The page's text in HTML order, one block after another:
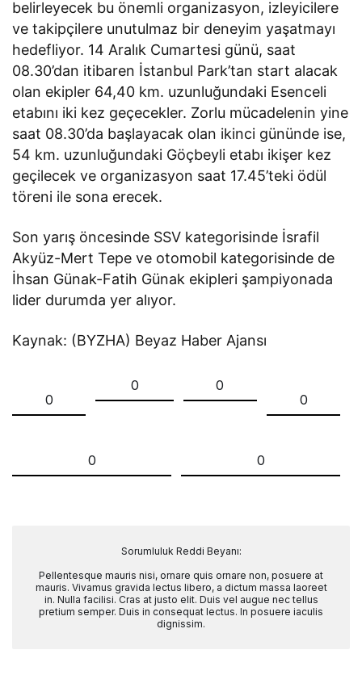
belirleyecek bu önemli organizasyon, izleyicilere
ve takipçilere unutulmaz bir deneyim yaşatmayı
hedefliyor. 14 Aralık Cumartesi günü, saat
08.30’dan itibaren İstanbul Park’tan start alacak
olan ekipler 64,40 km. uzunluğundaki Esenceli
etabını iki kez geçecekler. Zorlu mücadelenin yine
saat 08.30’da başlayacak olan ikinci gününde ise,
54 km. uzunluğundaki Göçbeyli etabı ikişer kez
geçilecek ve organizasyon saat 17.45’teki ödül
töreni ile sona erecek.
Son yarış öncesinde SSV kategorisinde İsrafil
Akyüz-Mert Tepe ve otomobil kategorisinde de
İhsan Günak-Fatih Günak ekipleri şampiyonada
lider durumda yer alıyor.
Kaynak: (BYZHA) Beyaz Haber Ajansı
0
0
0
0
0 0
Sorumluluk Reddi Beyanı:
Pellentesque mauris nisi, ornare quis ornare non, posuere at
mauris. Vivamus gravida lectus libero, a dictum massa laoreet
in. Nulla facilisi. Cras at justo elit. Duis vel augue nec tellus
pretium semper. Duis in consequat lectus. In posuere iaculis
dignissim.